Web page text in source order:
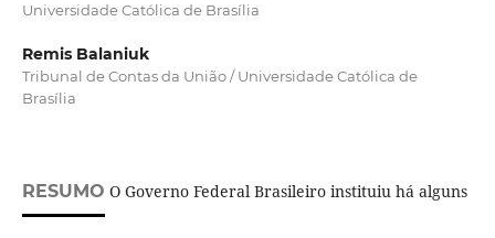
Universidade Católica de Brasília
Remis Balaniuk
Tribunal de Contas da União / Universidade Católica de
Brasília
RESUMO O Governo Federal Brasileiro instituiu há alguns